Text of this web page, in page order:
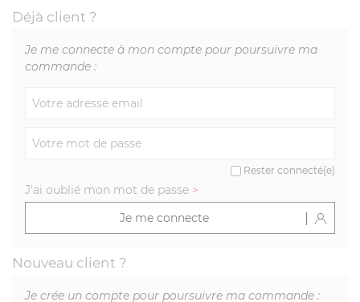
Déjà client ?
Je me connecte à mon compte pour poursuivre ma
commande :
Rester connecté(e)
J'ai oublié mon mot de passe >
Je me connecte
Nouveau client ?
Je crée un compte pour poursuivre ma commande :